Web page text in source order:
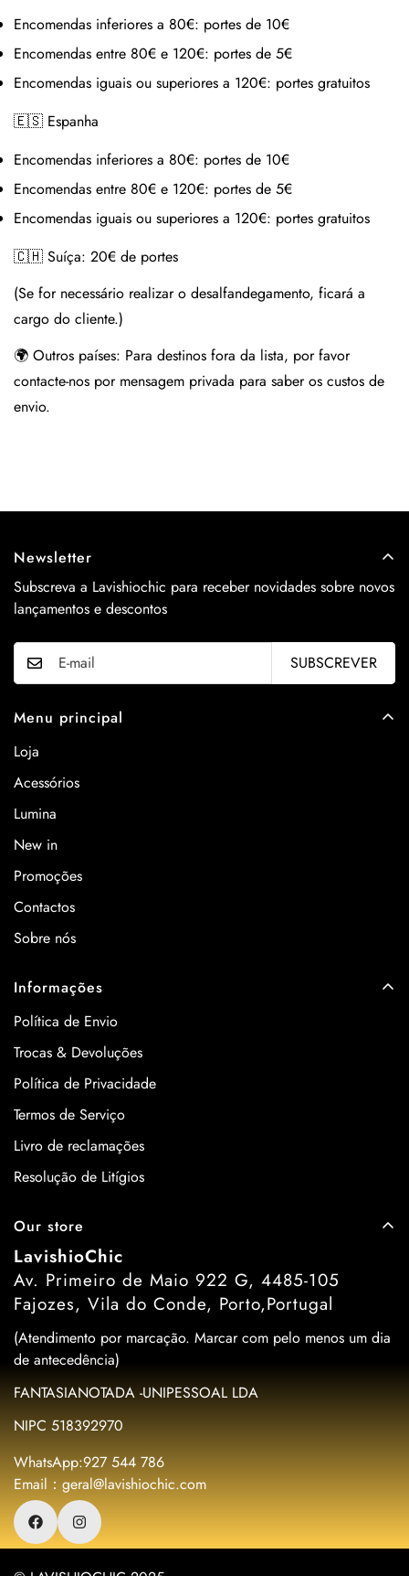
Encomendas inferiores a 80€: portes de 10€
Encomendas entre 80€ e 120€: portes de 5€
Encomendas iguais ou superiores a 120€: portes gratuitos
🇪🇸 Espanha
Encomendas inferiores a 80€: portes de 10€
Encomendas entre 80€ e 120€: portes de 5€
Encomendas iguais ou superiores a 120€: portes gratuitos
🇨🇭 Suíça: 20€ de portes
(Se for necessário realizar o desalfandegamento, ficará a
cargo do cliente.)
🌍 Outros países: Para destinos fora da lista, por favor
contacte-nos por mensagem privada para saber os custos de
envio.
Newsletter
Subscreva a Lavishiochic para receber novidades sobre novos
lançamentos e descontos
SUBSCREVER
Menu principal
Loja
Acessórios
Lumina
New in
Promoções
Contactos
Sobre nós
Informações
Política de Envio
Trocas & Devoluções
Política de Privacidade
Termos de Serviço
Livro de reclamações
Resolução de Litígios
Our store
LavishioChic
Av. Primeiro de Maio 922 G, 4485-105
Fajozes, Vila do Conde, Porto,Portugal
(Atendimento por marcação. Marcar com pelo menos um dia
de antecedência)
FANTASIANOTADA -UNIPESSOAL LDA
NIPC 518392970
WhatsApp:927 544 786
Email：geral@lavishiochic.com